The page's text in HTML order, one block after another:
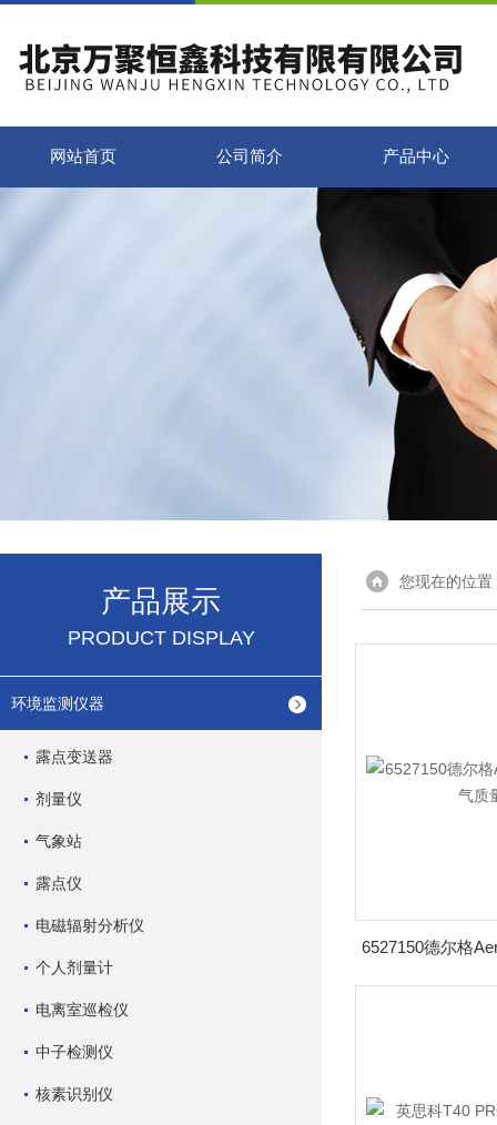
网站首页 公司简介 产品中心
产品展示
PRODUCT DISPLAY
环境监测仪器
露点变送器
剂量仪
气象站
露点仪
电磁辐射分析仪
个人剂量计
电离室巡检仪
中子检测仪
核素识别仪
您现在的位置